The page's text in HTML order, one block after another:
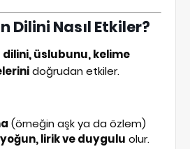
Dilini Nasıl Etkiler?
dilini, üslubunu, kelime
doğrudan etkiler.
(örneğin aşk ya da özlem)
yoğun, lirik ve duygulu olur.